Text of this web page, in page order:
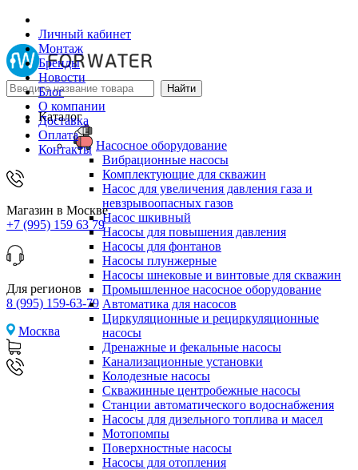
Личный кабинет
Монтаж
Бренды
Новости
Блог
О компании
Доставка
Оплата
Контакты
Магазин в Москве
+7 (995) 159 63 79
Для регионов
8 (995) 159-63-79
Москва
Каталог
Насосное оборудование
Вибрационные насосы
Комплектующие для скважин
Насос для увеличения давления газа и
невзрывоопасных газов
Насос шкивный
Насосы для повышения давления
Насосы для фонтанов
Насосы плунжерные
Насосы шнековые и винтовые для скважин
Промышленное насосное оборудование
Автоматика для насосов
Циркуляционные и рециркуляционные
насосы
Дренажные и фекальные насосы
Канализационные установки
Колодезные насосы
Скважинные центробежные насосы
Станции автоматического водоснабжения
Насосы для дизельного топлива и масел
Мотопомпы
Поверхностные насосы
Насосы для отопления